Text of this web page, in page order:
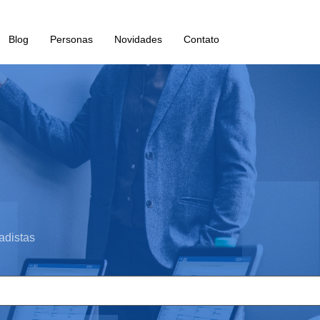
Blog Personas Novidades Contato